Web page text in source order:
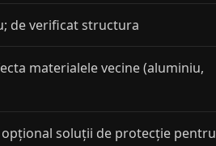
de verificat structura
materialele vecine (aluminiu,
soluții de protecție pentru